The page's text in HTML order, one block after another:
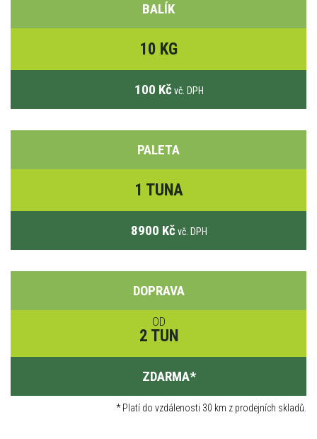
BALÍK
10 KG
100 Kč vč. DPH
PALETA
1 TUNA
8900 Kč vč. DPH
DOPRAVA
OD
2 TUN
ZDARMA*
*Platí do vzdálenosti 30 km z prodejních skladů.